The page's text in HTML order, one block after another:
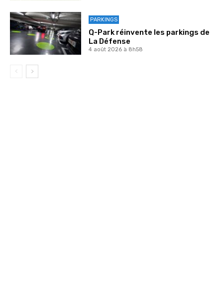
PARKINGS
Q-Park réinvente les parkings de
La Défense
4 août 2026 à 8h58